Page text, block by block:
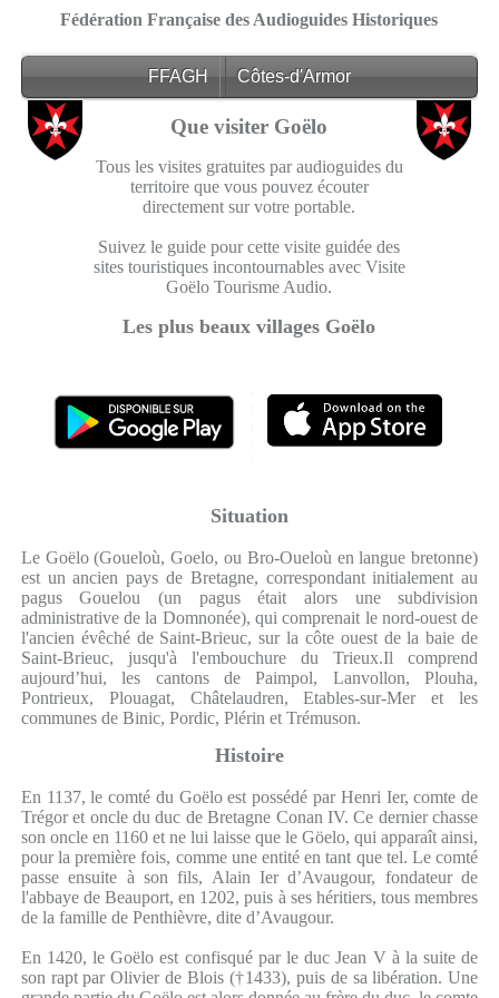
Fédération Française des Audioguides Historiques
FFAGH Côtes-d'Armor
Que visiter Goëlo
Tous les visites gratuites par audioguides du
territoire que vous pouvez écouter
directement sur votre portable.
Suivez le guide pour cette visite guidée des
sites touristiques incontournables avec Visite
Goëlo Tourisme Audio.
Les plus beaux villages Goëlo
Situation
Le Goëlo (Goueloù, Goelo, ou Bro-Oueloù en langue bretonne)
est un ancien pays de Bretagne, correspondant initialement au
pagus Gouelou (un pagus était alors une subdivision
administrative de la Domnonée), qui comprenait le nord-ouest de
l'ancien évêché de Saint-Brieuc, sur la côte ouest de la baie de
Saint-Brieuc, jusqu'à l'embouchure du Trieux.Il comprend
aujourd’hui, les cantons de Paimpol, Lanvollon, Plouha,
Pontrieux, Plouagat, Châtelaudren, Etables-sur-Mer et les
communes de Binic, Pordic, Plérin et Trémuson.
Histoire
En 1137, le comté du Goëlo est possédé par Henri Ier, comte de
Trégor et oncle du duc de Bretagne Conan IV. Ce dernier chasse
son oncle en 1160 et ne lui laisse que le Göelo, qui apparaît ainsi,
pour la première fois, comme une entité en tant que tel. Le comté
passe ensuite à son fils, Alain Ier d’Avaugour, fondateur de
l'abbaye de Beauport, en 1202, puis à ses héritiers, tous membres
de la famille de Penthièvre, dite d’Avaugour.
En 1420, le Goëlo est confisqué par le duc Jean V à la suite de
son rapt par Olivier de Blois (†1433), puis de sa libération. Une